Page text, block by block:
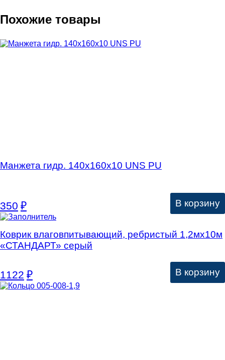
Похожие товары
Манжета гидр. 140х160х10 UNS PU
350 ₽ В корзину
Коврик влаговпитывающий, ребристый 1,2мх10м
«СТАНДАРТ» серый
1122 ₽ В корзину